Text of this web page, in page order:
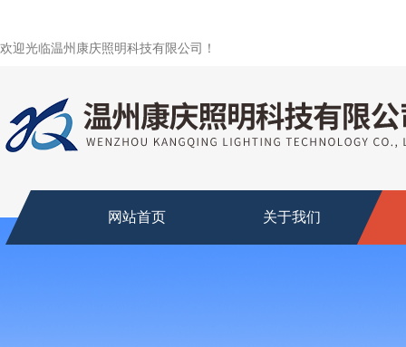
欢迎光临温州康庆照明科技有限公司！
网站首页 关于我们